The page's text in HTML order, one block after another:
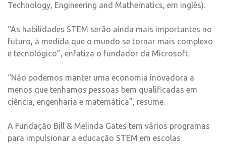
Technology, Engineering and Mathematics, em inglês).
“As habilidades STEM serão ainda mais importantes no
futuro, à medida que o mundo se tornar mais complexo
e tecnológico”, enfatiza o fundador da Microsoft.
“Não podemos manter uma economia inovadora a
menos que tenhamos pessoas bem qualificadas em
ciência, engenharia e matemática”, resume.
A Fundação Bill & Melinda Gates tem vários programas
para impulsionar a educação STEM em escolas